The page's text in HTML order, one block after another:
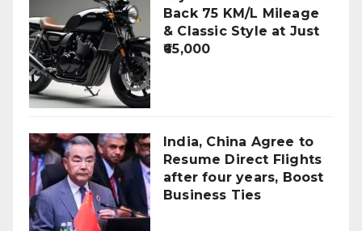
Back 75 KM/L Mileage
& Classic Style at Just
₹65,000
India, China Agree to
Resume Direct Flights
after four years, Boost
Business Ties